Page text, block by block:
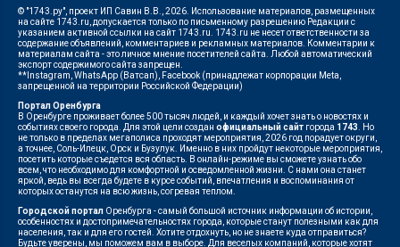
© "1743.ру", проект ИП Савин В.В., 2026. Использование материалов, размещенных
на сайте 1743.ru, допускается только по письменному разрешению Редакции с
указанием активной ссылки на сайт 1743.ru. 1743.ru не несет ответственности за
содержание объявлений, комментариев и рекламных материалов. Комментарии к
материалам сайта - это личное мнение посетителей сайта. Любой автоматический
экспорт содержимого сайта запрещен.
**Instagram, WhatsApp (Ватсап), Facebook (принадлежат корпорации Meta,
запрещенной на территории Российской Федерации)
Портал Оренбурга
В Оренбурге проживает более 500 тысяч людей, и каждый хочет знать о новостях и
событиях своего города. Для этой цели создан официальный сайт города 1743 . Но
не только в пределах мегаполиса проходят мероприятия, 2026 год порадует округи,
а точнее, Соль-Илецк, Орск и Бузулук. Именно в них пройдут некоторые мероприятия,
посетить которые съедется вся область. В онлайн-режиме вы сможете узнать обо
всем, что необходимо для комфортной и осведомленной жизни. С нами она станет
яркой, ведь вы всегда будете в курсе событий, впечатления и воспоминания от
которых останутся на всю жизнь, согревая теплом.
Городской портал Оренбурга - самый большой источник информации об истории,
особенностях и достопримечательностях города, которые станут полезными как для
населения, так и для его гостей. Хотите отдохнуть, но не знаете куда отправиться?
Будьте уверены, мы поможем вам в выборе. Для веселых компаний, которые хотят